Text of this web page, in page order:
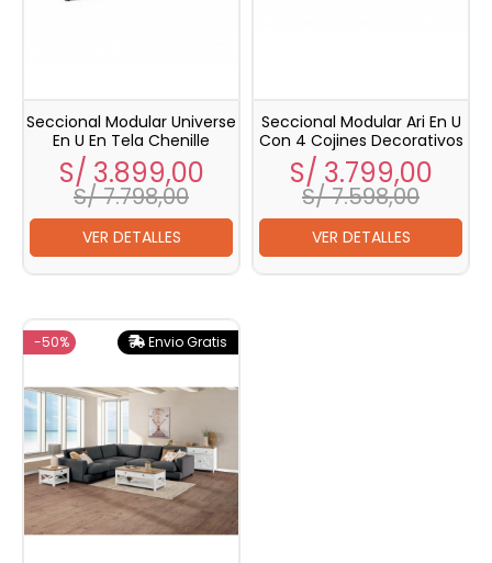
Seccional Modular Universe
En U En Tela Chenille
Precio
S/ 3.899,00Precio
S/ 7.798,00
VER DETALLES
Seccional Modular Ari En U
Con 4 Cojines Decorativos
Precio
S/ 3.799,00
S/ 7.598,00
VER DETALLES
Envio Gratis
-50%